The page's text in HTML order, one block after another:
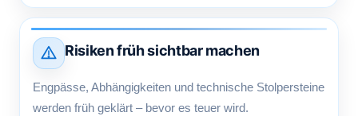
Risiken früh sichtbar machen
Engpässe, Abhängigkeiten und technische Stolpersteine
werden früh geklärt – bevor es teuer wird.